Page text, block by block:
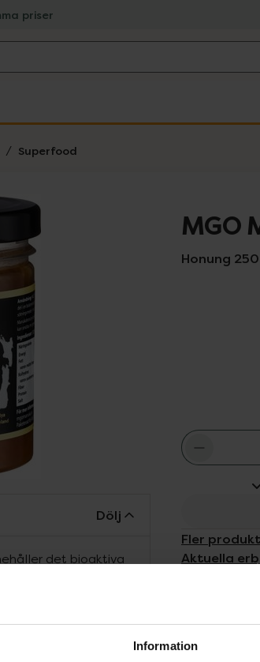
Information
priser
Superfood
MGO
Honung
Fler
Aktuella
Dölj
det bioaktiva
komponent
celler. Forskning
80 olika
innehåller minst